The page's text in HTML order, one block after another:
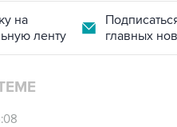
на
ленту
главных